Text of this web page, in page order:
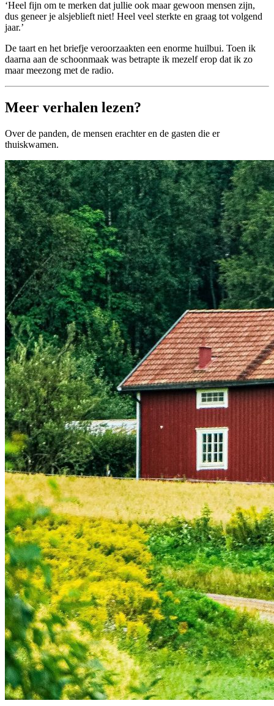
‘Heel fijn om te merken dat jullie ook maar gewoon mensen zijn,
dus geneer je alsjeblieft niet! Heel veel sterkte en graag tot volgend
jaar.’
De taart en het briefje veroorzaakten een enorme huilbui. Toen ik
daarna aan de schoonmaak was betrapte ik mezelf erop dat ik zo
maar meezong met de radio.
Meer verhalen lezen?
Over de panden, de mensen erachter en de gasten die er
thuiskwamen.